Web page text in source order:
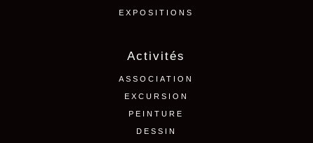
EXPOSITIONS
Activités
ASSOCIATION
EXCURSION
PEINTURE
DESSIN